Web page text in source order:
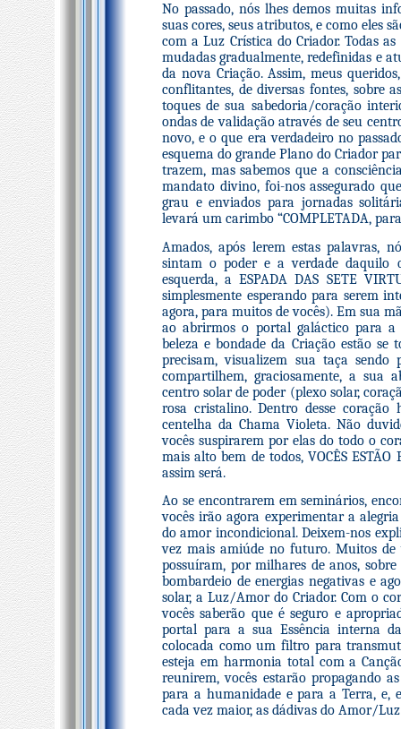
No passado, nós lhes demos muitas
suas cores, seus atributos, e como eles
com a Luz Crística do Criador. Todas
mudadas gradualmente, redefinidas e
da nova Criação. Assim, meus
conflitantes, de diversas fontes, sobre
toques de sua sabedoria/coração
ondas de validação através de seu
novo, e o que era verdadeiro no
esquema do grande Plano do Criador
trazem, mas sabemos que a
mandato divino, foi-nos assegurado
grau e enviados para jornadas
levará um carimbo “COMPLETADA,
Amados, após lerem estas palavras,
sintam o poder e a verdade daquilo
esquerda, a ESPADA DAS SETE
simplesmente esperando para serem
agora, para muitos de vocês). Em sua
ao abrirmos o portal galáctico para a
beleza e bondade da Criação estão
precisam, visualizem sua taça
compartilhem, graciosamente, a sua
centro solar de poder (plexo solar,
rosa cristalino. Dentro desse
centelha da Chama Violeta. Não
vocês suspirarem por elas do todo o
mais alto bem de todos, VOCÊS ESTÃO
assim será.
Ao se encontrarem em seminários,
vocês irão agora experimentar a
do amor incondicional. Deixem-nos
vez mais amiúde no futuro. Muitos de
possuíram, por milhares de anos,
bombardeio de energias negativas e
solar, a Luz/Amor do Criador. Com o
vocês saberão que é seguro e
portal para a sua Essência interna
colocada como um filtro para
esteja em harmonia total com a
reunirem, vocês estarão propagando
para a humanidade e para a Terra, e,
cada vez maior, as dádivas do Amor/